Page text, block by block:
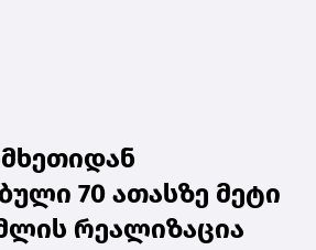
70 ათასზე მეტი
რეალიზაცია